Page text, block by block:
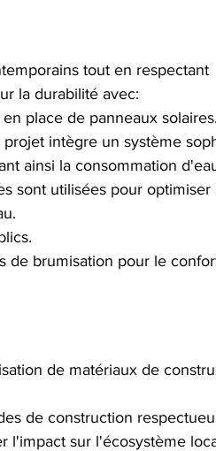
tout en respectant
la durabilité avec:
place de panneaux solaires.
intègre un système
ainsi la consommation
sont utilisées pour optimiser
de brumisation pour le
de matériaux de
de construction
l'impact sur l'écosystème